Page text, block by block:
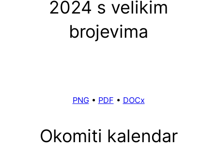
2024 s velikim
brojevima
PNG • PDF • DOCx
Okomiti kalendar